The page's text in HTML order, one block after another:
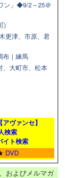
ン」◆9/2～25＠
)
更津、市原、君
布｜練馬
大町市、松本
【アヴァンセ】
検索
イト検索
DVD
、およびメルマガ